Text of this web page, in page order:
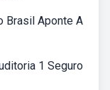
Brasil Aponte A
1 Seguro